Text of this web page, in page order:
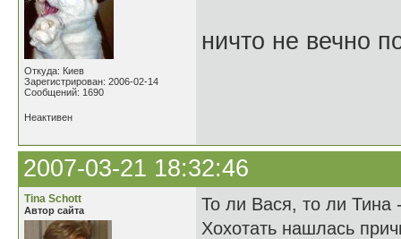
Откуда: Киев
Зарегистрирован: 2006-02-14
Сообщений: 1690
ничто не вечно
Неактивен
2007-03-21 18:32:46
Tina Schott
Автор сайта
То ли Вася, то ли Тина
Хохотать нашлась